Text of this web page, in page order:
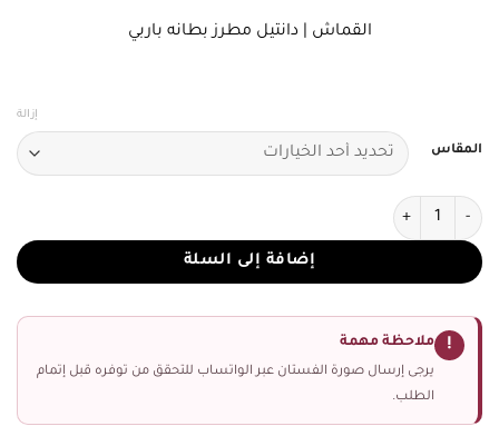
القماش | دانتيل مطرز بطانه باربي
المقاس
إزالة
كمية فستان سهرة لون اسود دانتيل
إضافة إلى السلة
! ملاحظة مهمة
يرجى إرسال صورة الفستان عبر الواتساب للتحقق من توفره قبل إتمام
الطلب.